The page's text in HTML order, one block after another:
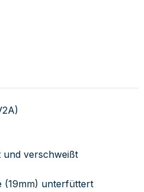
und verschweißt
(19mm) unterfüttert